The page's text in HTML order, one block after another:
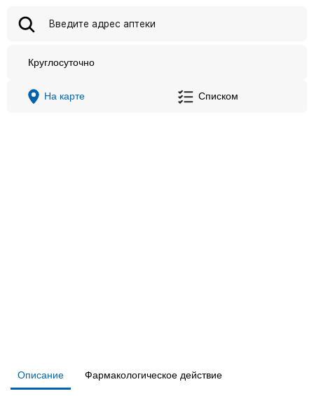
Круглосуточно
На карте Списком
Описание Фармакологическое действие